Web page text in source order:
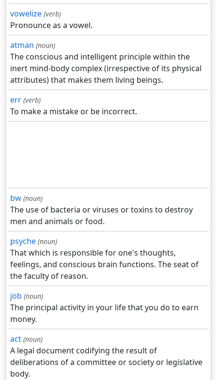
vowelize (verb)
Pronounce as a vowel.
atman (noun)
The conscious and intelligent principle within the
inert mind-body complex (irrespective of its physical
attributes) that makes them living beings.
err (verb)
To make a mistake or be incorrect.
bw (noun)
The use of bacteria or viruses or toxins to destroy
men and animals or food.
psyche (noun)
That which is responsible for one's thoughts,
feelings, and conscious brain functions. The seat of
the faculty of reason.
job (noun)
The principal activity in your life that you do to earn
money.
act (noun)
A legal document codifying the result of
deliberations of a committee or society or legislative
body.